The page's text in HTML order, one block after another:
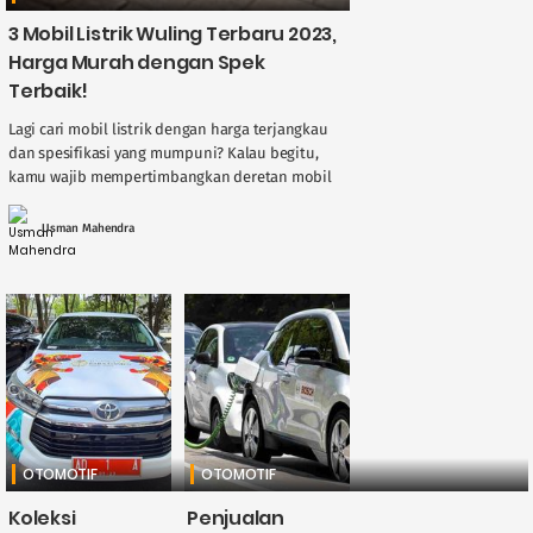
3 Mobil Listrik Wuling Terbaru 2023,
Harga Murah dengan Spek
Terbaik!
Lagi cari mobil listrik dengan harga terjangkau
dan spesifikasi yang mumpuni? Kalau begitu,
kamu wajib mempertimbangkan deretan mobil
listrik Wuling yang sedang ramai
diperbincangkan belakangan ini. Wuling ....
Usman Mahendra
OTOMOTIF
Koleksi
OTOMOTIF
Penjualan